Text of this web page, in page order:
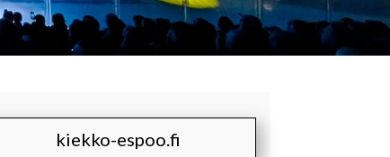
kiekko-espoo.fi